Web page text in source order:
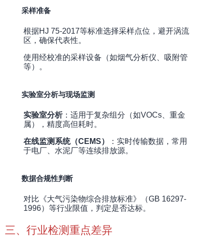
采样准备
根据HJ 75-2017等标准选择采样点位，避开涡流
区，确保代表性。
使用经校准的采样设备（如烟气分析仪、吸附管
等）。
实验室分析与现场监测
实验室分析：适用于复杂组分（如VOCs、重金
属），精度高但耗时。
在线监测系统（CEMS）
：实时传输数据，常用
于电厂、水泥厂等连续排放源。
数据合规性判断
对比《大气污染物综合排放标准》（GB 16297-
1996）等行业限值，判定是否达标。
三、行业检测重点差异